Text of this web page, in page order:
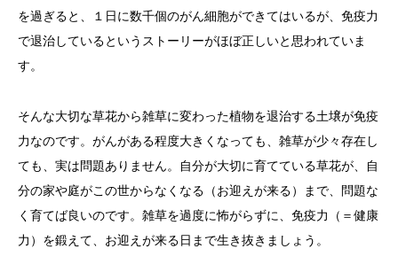
を過ぎると、１日に数千個のがん細胞ができてはいるが、免疫力
で退治しているというストーリーがほぼ正しいと思われていま
す。
そんな大切な草花から雑草に変わった植物を退治する土壌が免疫
力なのです。がんがある程度大きくなっても、雑草が少々存在し
ても、実は問題ありません。自分が大切に育てている草花が、自
分の家や庭がこの世からなくなる（お迎えが来る）まで、問題な
く育てば良いのです。雑草を過度に怖がらずに、免疫力（＝健康
力）を鍛えて、お迎えが来る日まで生き抜きましょう。